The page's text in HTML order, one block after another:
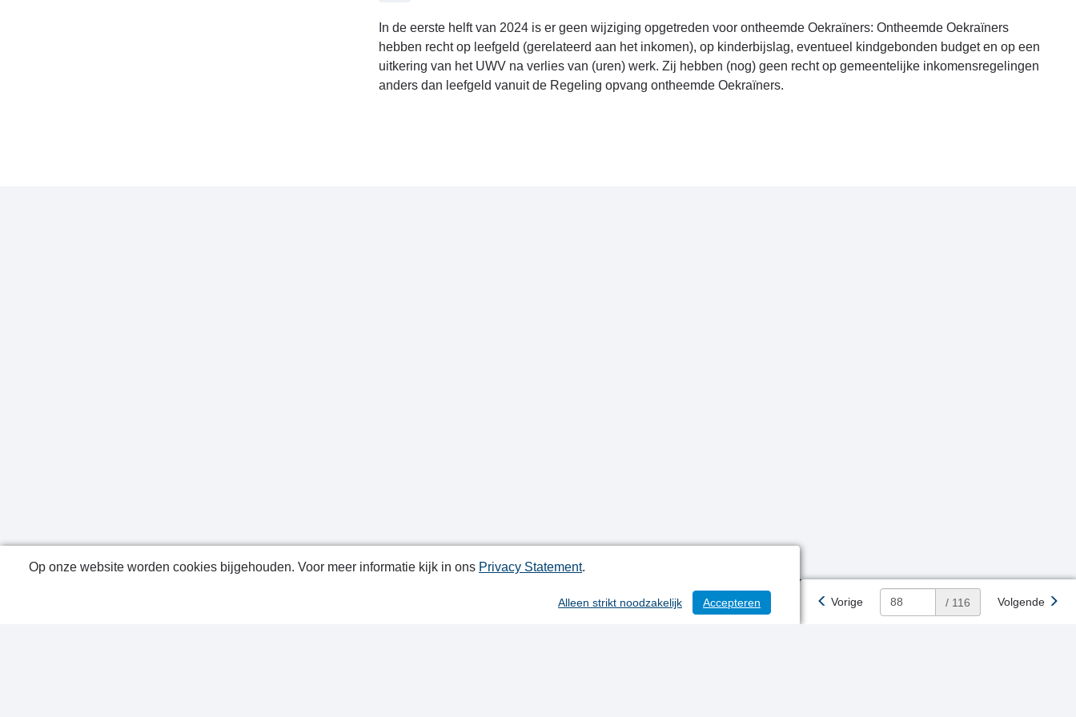
In de eerste helft van 2024 is er geen wijziging opgetreden voor ontheemde Oekraïners: Ontheemde Oekraïners
hebben recht op leefgeld (gerelateerd aan het inkomen), op kinderbijslag, eventueel kindgebonden budget en op een
uitkering van het UWV na verlies van (uren) werk. Zij hebben (nog) geen recht op gemeentelijke inkomensregelingen
anders dan leefgeld vanuit de Regeling opvang ontheemde Oekraïners.
Vorige / 116 Volgende
Op onze website worden cookies bijgehouden. Voor meer informatie kijk in ons Privacy Statement.
Accepteren
Alleen strikt noodzakelijk